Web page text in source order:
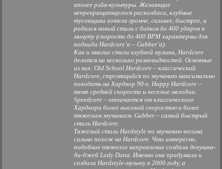
апогее рэйв-культуры. Желающие
непрекращающегося расколбаса, клубные
тусовщики хотели громче, сильнее, быстрее, и
родился новый стиль с битом до 400 ударов в
минуту (скорости до 400 BPM характерны для
подвида Hardcore’а – Gabber’а).
Как и многие стили клубной музыки, Hardcore
делится на несколько разновидностей. Основные
из них: Old School Hardcore – классический
Hardcore, стремящийся по звучанию максимально
походить на Хардкор 90-х. Happy Hardcore –
темп средней скорости и веселые мелодии.
Speedcore – отличается от классического
Хардкора более высокой скоростью и более
тяжелым звучанием. Gabber – самый быстрый
стиль Hardcore.
Тяжелый стиль Hardstyle по звучанию весьма
сильно похож на Hardcore. Что интересно,
подобное тяжелое направление создала девушка-
ди-джей Lady Dana. Именно она придумала и
создала Hardstyle-музыку в 2000 году, а